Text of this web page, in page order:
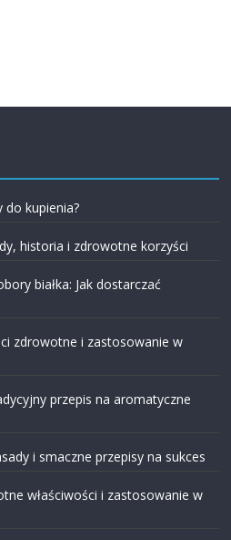
do kupienia?
historia i zdrowotne korzyści
białka: Jak dostarczać
zdrowotne i zastosowanie w
przepis na aromatyczne
i smaczne przepisy na sukces
właściwości i zastosowanie w